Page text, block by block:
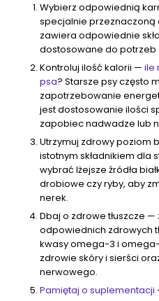
Wybierz odpowiednią
specjalnie przeznaczoną
zawiera odpowiednie
dostosowane do potrzeb
Kontroluj ilość kalorii — ile
psa? Starsze psy często
zapotrzebowanie
jest dostosowanie ilości
zapobiec nadwadze lub
Utrzymuj zdrowy poziom
istotnym składnikiem dla
wybrać lżejsze źródła
drobiowe czy ryby, aby
nerek.
Dbaj o zdrowe tłuszcze
odpowiednich zdrowych
kwasy omega-3 i
zdrowie skóry i sierści
nerwowego.
Pamiętaj o suplementacji